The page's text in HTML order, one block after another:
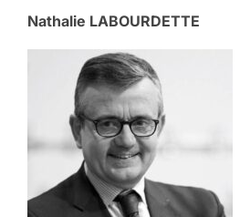
Nathalie LABOURDETTE